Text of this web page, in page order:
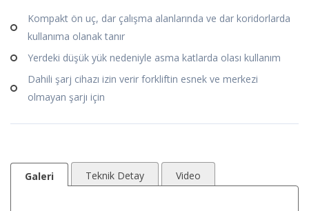
Kompakt ön uç, dar çalışma alanlarında ve dar koridorlarda
kullanıma olanak tanır
Yerdeki düşük yük nedeniyle asma katlarda olası kullanım
Dahili şarj cihazı izin verir forkliftin esnek ve merkezi
olmayan şarjı için
Galeri Teknik Detay Video